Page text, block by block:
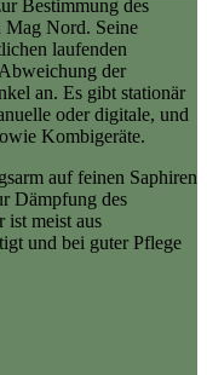
Bestimmung des
Nord. Seine
laufenden
der
an. Es gibt stationär
oder digitale, und
Kombigeräte.
auf feinen Saphiren
Dämpfung des
ist meist aus
und bei guter Pflege